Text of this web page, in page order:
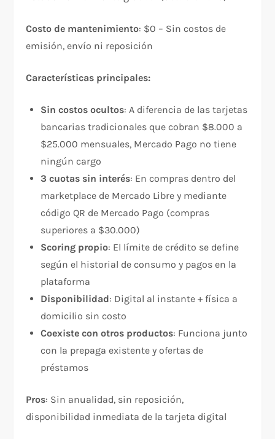
Costo de mantenimiento: $0 – Sin costos de
emisión, envío ni reposición​​
Características principales:
Sin costos ocultos: A diferencia de las tarjetas
bancarias tradicionales que cobran $8.000 a
$25.000 mensuales, Mercado Pago no tiene
ningún cargo​
3 cuotas sin interés: En compras dentro del
marketplace de Mercado Libre y mediante
código QR de Mercado Pago (compras
superiores a $30.000)​​
Scoring propio: El límite de crédito se define
según el historial de consumo y pagos en la
plataforma​
Disponibilidad: Digital al instante + física a
domicilio sin costo​
Coexiste con otros productos: Funciona junto
con la prepaga existente y ofertas de
préstamos​
Pros: Sin anualidad, sin reposición,
disponibilidad inmediata de la tarjeta digital